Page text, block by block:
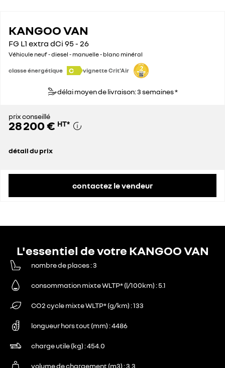
KANGOO VAN
FG L1 extra dCi 95 - 26
Véhicule neuf - diesel - manuelle - blanc minéral
classe énergétique C vignette Crit'Air
délai moyen de livraison: 3 semaines *
prix conseillé
28 200 € HT*
détail du prix
contactez le vendeur
L'essentiel de votre KANGOO VAN
nombre de places 3
consommation mixte WLTP* (l/100km) 5.1
CO2 cycle mixte WLTP* (g/km) 133
longueur hors tout (mm) 4486
charge utile (kg) 454.0
volume de chargement (m3) 3,3